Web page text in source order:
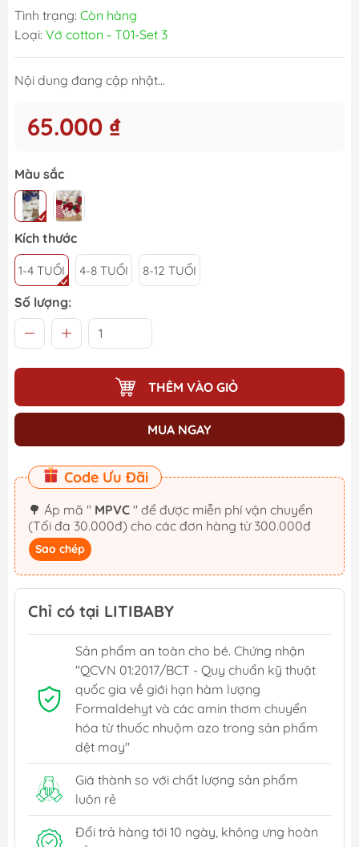
Tình trạng: Còn hàng
Loại: Vớ cotton - T01-Set 3
Nội dung đang cập nhật...
65.000 ₫
Màu sắc
Kích thước
1-4 TUỔI 4-8 TUỔI 8-12 TUỔI
Số lượng:
THÊM VÀO GIỎ
MUA NGAY
Code Ưu Đãi
🌳 Áp mã " MPVC " để được miễn phí vận chuyển
(Tối đa 30.000đ) cho các đơn hàng từ 300.000đ
Sao chép
Chỉ có tại LITIBABY
Sản phẩm an toàn cho bé. Chứng nhận
"QCVN 01:2017/BCT - Quy chuẩn kỹ thuật
quốc gia về giới hạn hàm lượng
Formaldehyt và các amin thơm chuyển
hóa từ thuốc nhuộm azo trong sản phẩm
dệt may"
Giá thành so với chất lượng sản phẩm
luôn rẻ
Đổi trả hàng tới 10 ngày, không ưng hoàn